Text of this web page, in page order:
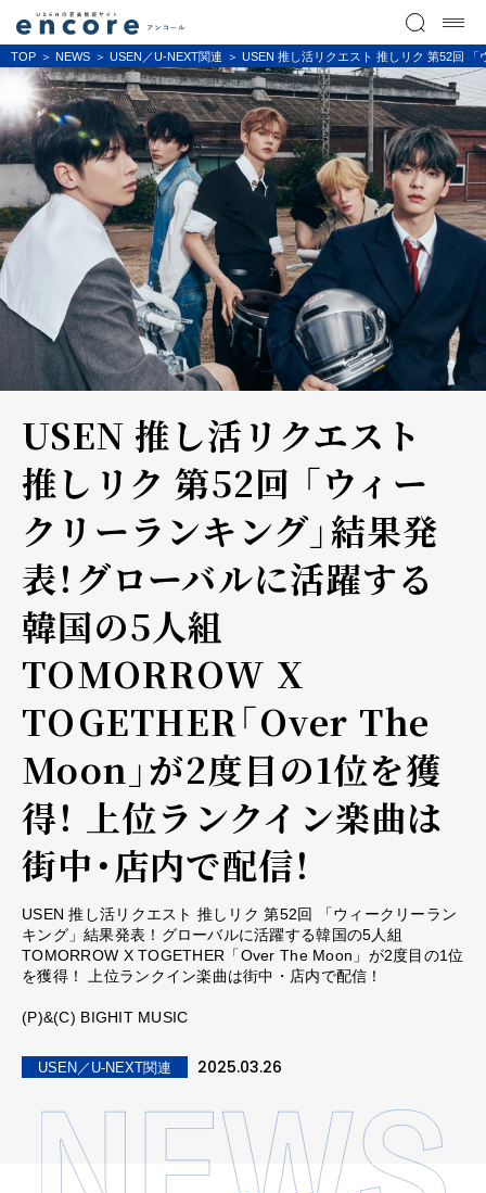
TOP NEWS USEN／U-NEXT関連 USEN 推し活リクエスト 推しリク 第52回
USEN 推し活リクエスト
推しリク 第52回 「ウィー
クリーランキング」結果発
表！グローバルに活躍する
韓国の5人組
TOMORROW X
TOGETHER「Over The
Moon」が2度目の1位を獲
得！ 上位ランクイン楽曲は
街中・店内で配信！
USEN 推し活リクエスト 推しリク 第52回 「ウィークリーラン
キング」結果発表！グローバルに活躍する韓国の5人組
TOMORROW X TOGETHER「Over The Moon」が2度目の1位
を獲得！ 上位ランクイン楽曲は街中・店内で配信！
(P)&(C) BIGHIT MUSIC
USEN／U-NEXT関連 2025.03.26